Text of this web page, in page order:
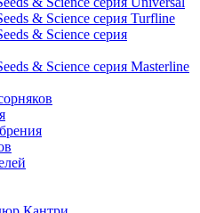
& Sciеnce серия Turfline
& Sciеnce серия
& Sciеnce серия Masterline